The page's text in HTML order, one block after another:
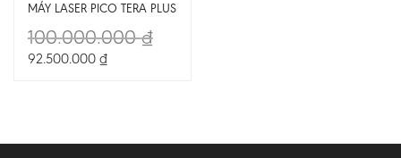
MÁY LASER PICO TERA PLUS
100.000.000₫
92.500.000 ₫